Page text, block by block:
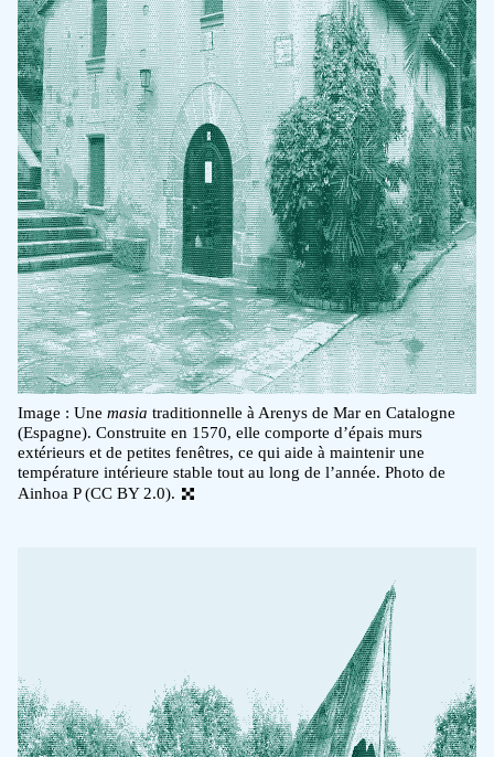
Image : Une masia traditionnelle à Arenys de Mar en Catalogne
(Espagne). Construite en 1570, elle comporte d’épais murs
extérieurs et de petites fenêtres, ce qui aide à maintenir une
température intérieure stable tout au long de l’année. Photo de
Ainhoa P (CC BY 2.0).